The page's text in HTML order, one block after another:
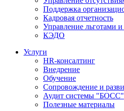
Поддержка
Кадровая отчетность
Управление льготами
КЭДО
Услуги
HR-консалтинг
Внедрение
Обучение
Сопровождение и
Аудит системы "БОСС"
Полезные материалы